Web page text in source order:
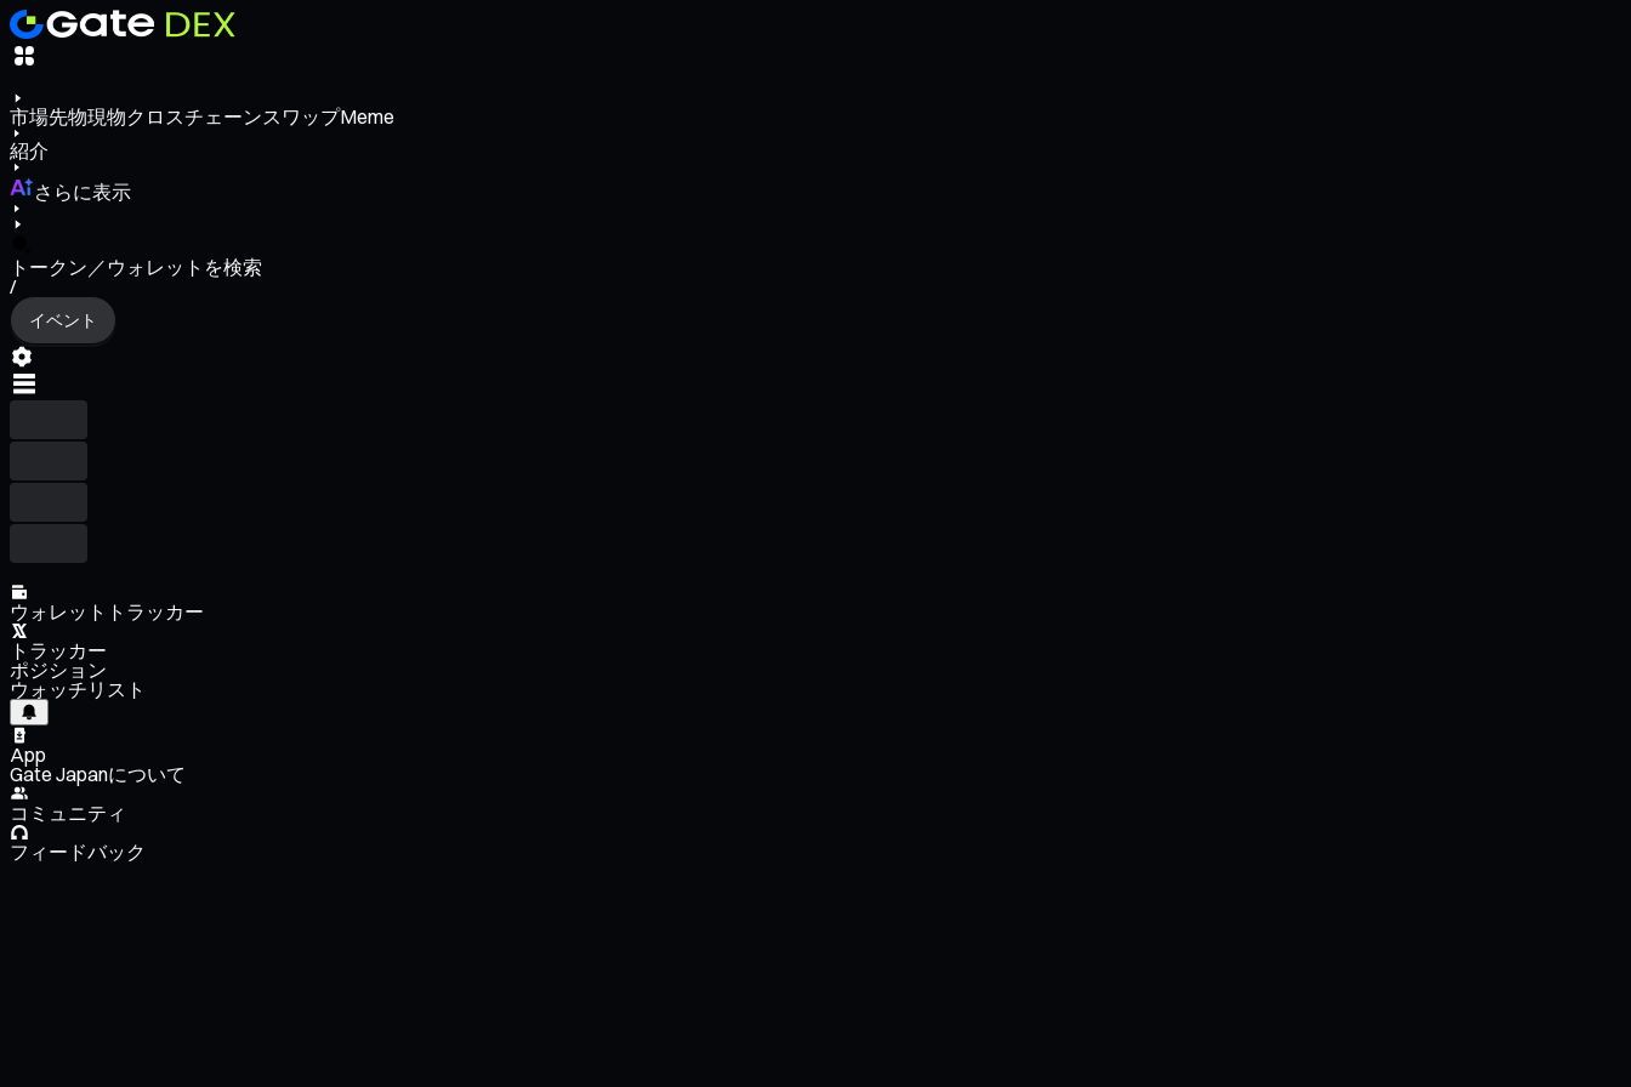
市場先物現物クロスチェーンスワップMeme
紹介
さらに表示
トークン／ウォレットを検索
/
イベント
ウォレットトラッカー
トラッカー
ポジション
ウォッチリスト
App
Gate Japanについて
コミュニティ
フィードバック